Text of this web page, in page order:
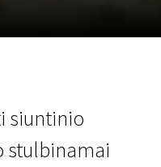
siuntinio
stulbinamai